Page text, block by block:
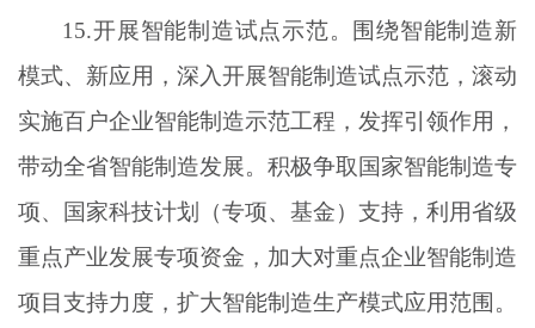
15.开展智能制造试点示范。围绕智能制造新
模式、新应用，深入开展智能制造试点示范，滚动
实施百户企业智能制造示范工程，发挥引领作用，
带动全省智能制造发展。积极争取国家智能制造专
项、国家科技计划（专项、基金）支持，利用省级
重点产业发展专项资金，加大对重点企业智能制造
项目支持力度，扩大智能制造生产模式应用范围。